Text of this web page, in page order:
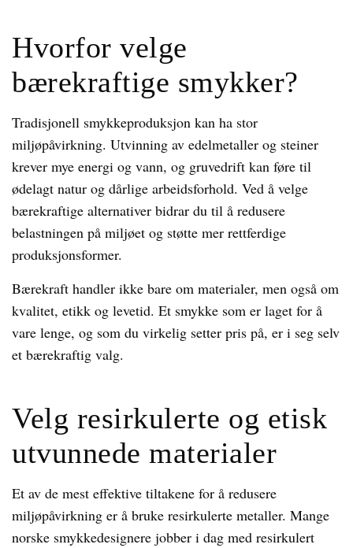
Hvorfor velge
bærekraftige smykker?
Tradisjonell smykkeproduksjon kan ha stor
miljøpåvirkning. Utvinning av edelmetaller og steiner
krever mye energi og vann, og gruvedrift kan føre til
ødelagt natur og dårlige arbeidsforhold. Ved å velge
bærekraftige alternativer bidrar du til å redusere
belastningen på miljøet og støtte mer rettferdige
produksjonsformer.
Bærekraft handler ikke bare om materialer, men også om
kvalitet, etikk og levetid. Et smykke som er laget for å
vare lenge, og som du virkelig setter pris på, er i seg selv
et bærekraftig valg.
Velg resirkulerte og etisk
utvunnede materialer
Et av de mest effektive tiltakene for å redusere
miljøpåvirkning er å bruke resirkulerte metaller. Mange
norske smykkedesignere jobber i dag med resirkulert